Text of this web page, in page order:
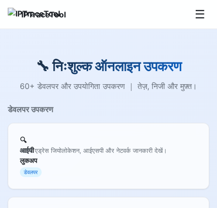
IPTraceTool ☰
🔧 निःशुल्क ऑनलाइन उपकरण
60+ डेवलपर और उपयोगिता उपकरण ｜ तेज़, निजी और मुफ़्त।
डेवलपर उपकरण
🔍
आईपी
लुकअप
आईपी एड्रेस जियोलोकेशन, आईएसपी और नेटवर्क जानकारी देखें।
डेवलपर